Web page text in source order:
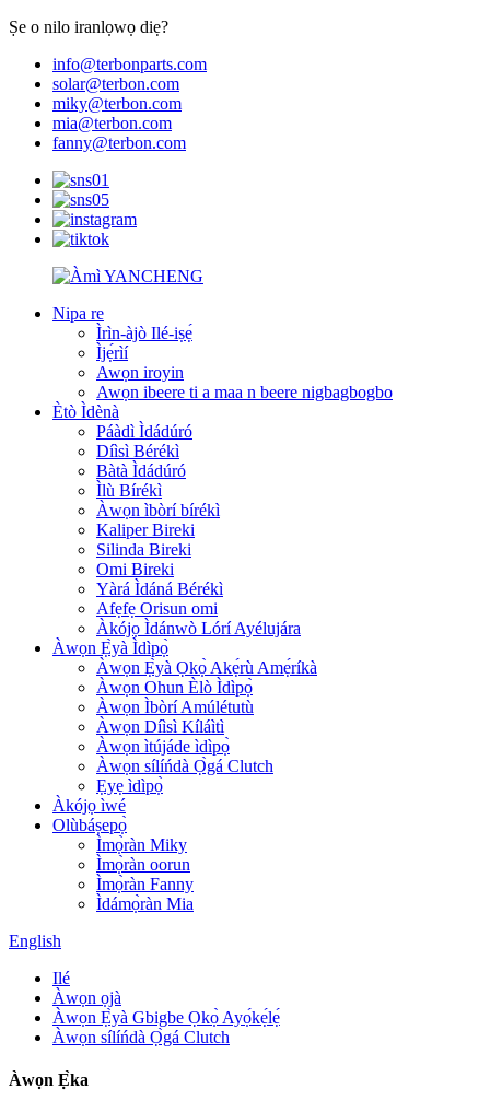
Ṣe o nilo iranlọwọ diẹ?
info@terbonparts.com
solar@terbon.com
miky@terbon.com
mia@terbon.com
fanny@terbon.com
Nipa re
Ìrìn-àjò Ilé-iṣẹ́
Ìjẹ́rìí
Awọn iroyin
Awọn ibeere ti a maa n beere nigbagbogbo
Ètò Ìdènà
Páàdì Ìdádúró
Díìsì Bérékì
Bàtà Ìdádúró
Ìlù Bírékì
Àwọn ìbòrí bírékì
Kaliper Bireki
Silinda Bireki
Omi Bireki
Yàrá Ìdáná Bérékì
Afẹfẹ Orisun omi
Àkójọ Ìdánwò Lórí Ayélujára
Àwọn Ẹ̀yà Ìdìpọ̀
Àwọn Ẹ̀yà Ọkọ̀ Akẹ́rù Amẹ́ríkà
Àwọn Ohun Èlò Ìdìpọ̀
Àwọn Ìbòrí Amúlétutù
Àwọn Díìsì Kíláìtì
Àwọn ìtújáde ìdìpọ̀
Àwọn sílíńdà Ọ̀gá Clutch
Ẹyẹ ìdìpọ̀
Àkójọ ìwé
Olùbáṣepọ̀
Ìmọ̀ràn Miky
Ìmọ̀ràn oorun
Ìmọ̀ràn Fanny
Ìdámọ̀ràn Mia
English
Ilé
Àwọn ọjà
Àwọn Ẹ̀yà Gbigbe Ọkọ̀ Ayọ́kẹ́lẹ́
Àwọn sílíńdà Ọ̀gá Clutch
Àwọn Ẹ̀ka